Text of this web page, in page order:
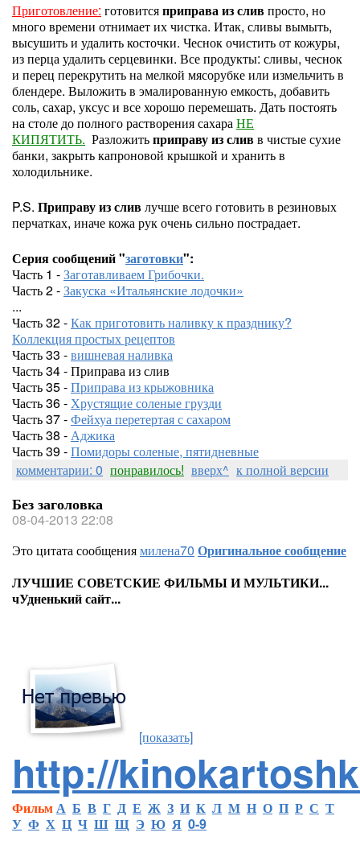
Приготовление: готовитсяприправа из сливпросто, но
много времени отнимает их чистка. Итак, сливы вымыть,
высушить и удалить косточки. Чеснок очистить от кожуры,
из перца удалить серцевинки. Все продукты: сливы, чеснок
и перец перекрутить на мелкой мясорубке или измельчить в
блендере. Выложить в эмалированную емкость, добавить
соль, сахар, уксус и все хорошо перемешать. Дать постоять
на столе до полного растворения сахараНЕ
КИПЯТИТЬ. Разложитьприправу из сливв чистые сухие
банки, закрыть капроновой крышкой и хранить в
холодильнике.
P.S. Приправу из сливлучше всего готовить в резиновых
перчатках, иначе кожа рук очень сильно пострадает.
Серия сообщений "заготовки":
Часть 1 -Заготавливаем Грибочки.
Часть 2 -Закуска «Итальянские лодочки»
...
Часть 32 -Как приготовить наливку к празднику?
Коллекция простых рецептов
Часть 33 -вишневая наливка
Часть 34 - Приправа из слив
Часть 35 -Приправа из крыжовника
Часть 36 -Хрустящие соленые грузди
Часть 37 -Фейхуа перетертая с сахаром
Часть 38 -Аджика
Часть 39 -Помидоры соленые, пятидневные
комментарии: 0 понравилось! вверх^ к полной версии
Без заголовка
08-04-2013 22:08
Это цитата сообщениямилена70 Оригинальное сообщение
ЛУЧШИЕ СОВЕТСКИЕ ФИЛЬМЫ И МУЛЬТИКИ...
чУдненький сайт...
[показать]
http://
ФильмА Б В Г Д Е Ж З И К Л М Н О П Р С Т
У Ф Х Ц Ч Ш Щ Э Ю Я 0-9